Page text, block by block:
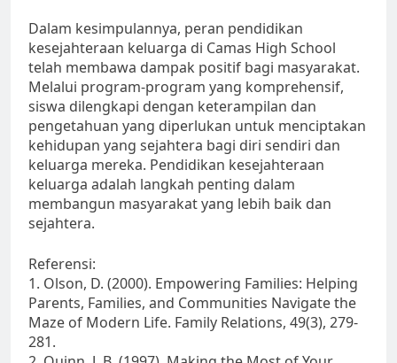
Dalam kesimpulannya, peran pendidikan
kesejahteraan keluarga di Camas High School
telah membawa dampak positif bagi masyarakat.
Melalui program-program yang komprehensif,
siswa dilengkapi dengan keterampilan dan
pengetahuan yang diperlukan untuk menciptakan
kehidupan yang sejahtera bagi diri sendiri dan
keluarga mereka. Pendidikan kesejahteraan
keluarga adalah langkah penting dalam
membangun masyarakat yang lebih baik dan
sejahtera.
Referensi:
1. Olson, D. (2000). Empowering Families: Helping
Parents, Families, and Communities Navigate the
Maze of Modern Life. Family Relations, 49(3), 279-
281.